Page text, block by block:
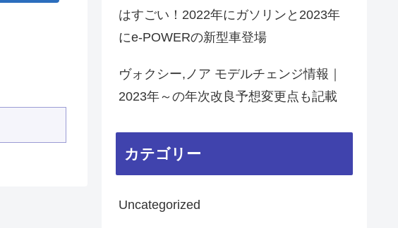
はすごい！2022年にガソリンと2023年
にe-POWERの新型車登場
ヴォクシー,ノア モデルチェンジ情報｜
2023年～の年次改良予想変更点も記載
カテゴリー
Uncategorized